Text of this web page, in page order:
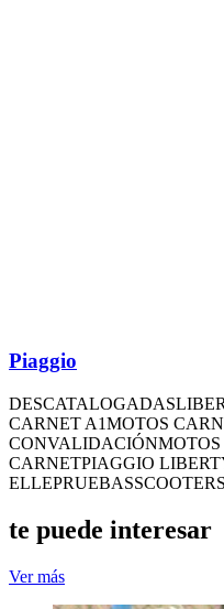
Piaggio
DESCATALOGADAS
CARNET A1MOTOS
CONVALIDACIÓN
CARNETPIAGGIO
ELLEPRUEBAS
te puede interesar
Ver más